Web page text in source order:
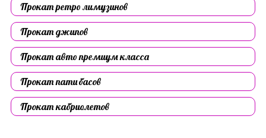
Прокат ретро лимузинов
Прокат джипов
Прокат авто премиум класса
Прокат пати басов
Прокат кабриолетов